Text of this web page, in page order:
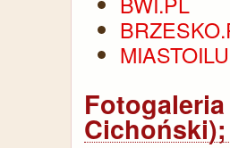
Cichoński);